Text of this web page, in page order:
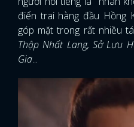
điển trai hàng đầu Hồng
góp mặt trong rất nhiều
Thập Nhất Lang, Sở Lưu
Gia...